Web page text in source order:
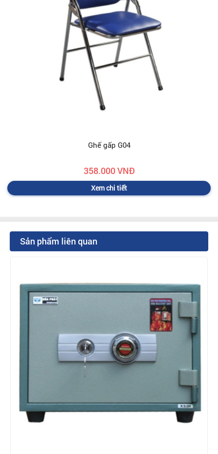
Ghế gấp G04
358.000 VNĐ
Xem chi tiết
Sản phẩm liên quan